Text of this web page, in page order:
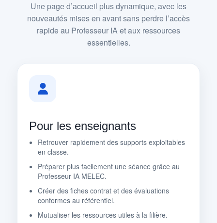
Une page d’accueil plus dynamique, avec les
nouveautés mises en avant sans perdre l’accès
rapide au Professeur IA et aux ressources
essentielles.
Pour les enseignants
Retrouver rapidement des supports exploitables
en classe.
Préparer plus facilement une séance grâce au
Professeur IA MELEC.
Créer des fiches contrat et des évaluations
conformes au référentiel.
Mutualiser les ressources utiles à la filière.